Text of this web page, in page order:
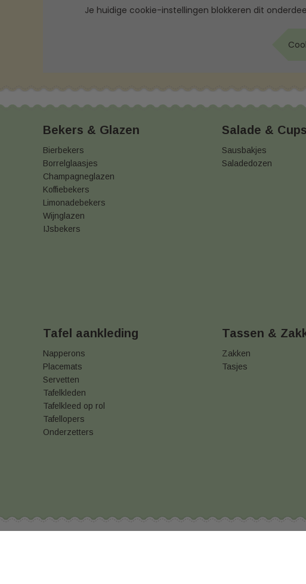
Je huidige cookie-instellingen blokkeren dit
Bekers & Glazen
Bierbekers
Borrelglaasjes
Champagneglazen
Koffiebekers
Limonadebekers
Wijnglazen
IJsbekers
Salade & Cups
Sausbakjes
Saladedozen
Tafel aankleding
Napperons
Placemats
Servetten
Tafelkleden
Tafelkleed op rol
Tafellopers
Onderzetters
Tassen &
Zakken
Tasjes